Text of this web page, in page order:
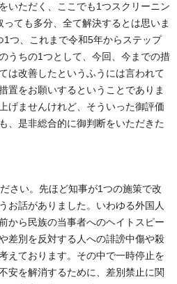
いただく、ここでも1つスクリーニン
ても多分、全て解決するとは思いま
つ、これまで令和5年からステップ
うちの1つとして、今回、今までの措
は改善したというふうには言われて
置をお願いするということでありま
げませんけれど、そういった御評価
、是非総合的に御判断をいただきた
さい。先ほど知事が1つの施策で改
お話がありました。いわゆる外国人
から民族の当事者へのヘイトスピー
差別を反対する人への誹謗中傷や殺
えております。その中で一時停止を
安を解消するために、差別禁止に関